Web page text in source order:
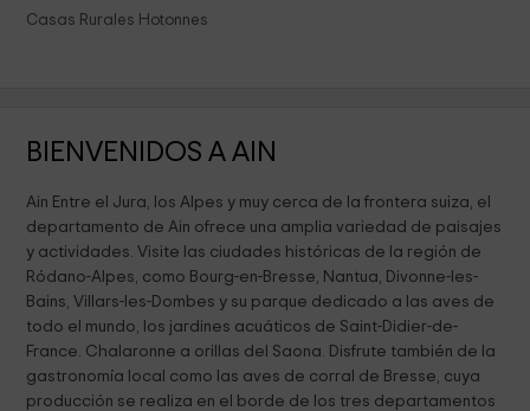
Casas Rurales Hotonnes
BIENVENIDOS A AIN
Ain Entre el Jura, los Alpes y muy cerca de la frontera suiza, el
departamento de Ain ofrece una amplia variedad de paisajes
y actividades. Visite las ciudades históricas de la región de
Ródano-Alpes, como Bourg-en-Bresse, Nantua, Divonne-les-
Bains, Villars-les-Dombes y su parque dedicado a las aves de
todo el mundo, los jardines acuáticos de Saint-Didier-de-
France. Chalaronne a orillas del Saona. Disfrute también de la
gastronomía local como las aves de corral de Bresse, cuya
producción se realiza en el borde de los tres departamentos